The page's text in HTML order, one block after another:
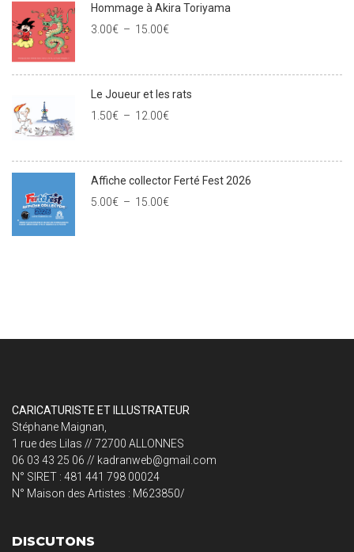
Hommage à Akira Toriyama
3.00€ – 15.00€
Le Joueur et les rats
1.50€ – 12.00€
Affiche collector Ferté Fest 2026
5.00€ – 15.00€
CARICATURISTE ET ILLUSTRATEUR
Stéphane Maignan,
1 rue des Lilas // 72700 ALLONNES
06 03 43 25 06 // kadranweb@gmail.com
N° SIRET : 481 441 798 00024
N° Maison des Artistes : M623850/
DISCUTONS